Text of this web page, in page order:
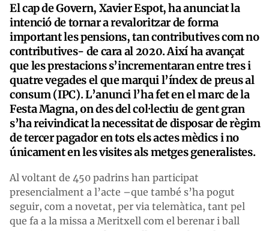
El cap de Govern, Xavier Espot, ha anunciat la
intenció de tornar a revaloritzar de forma
important les pensions, tan contributives com no
contributives- de cara al 2020. Així ha avançat
que les prestacions s’incrementaran entre tres i
quatre vegades el que marqui l’índex de preus al
consum (IPC). L’anunci l’ha fet en el marc de la
Festa Magna, on des del col·lectiu de gent gran
s’ha reivindicat la necessitat de disposar de règim
de tercer pagador en tots els actes mèdics i no
únicament en les visites als metges generalistes.
Al voltant de 450 padrins han participat
presencialment a l’acte –que també s’ha pogut
seguir, com a novetat, per via telemàtica, tant pel
que fa a la missa a Meritxell com el berenar i ball